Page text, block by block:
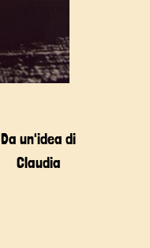
Da un'idea di
Claudia